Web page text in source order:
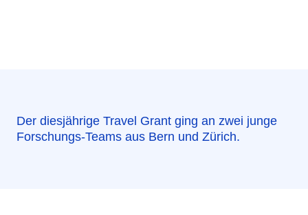
Der diesjährige Travel Grant ging an zwei junge
Forschungs-Teams aus Bern und Zürich.